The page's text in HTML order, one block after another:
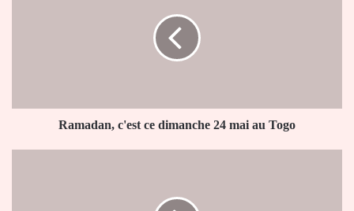
Ramadan, c'est ce dimanche 24 mai au Togo